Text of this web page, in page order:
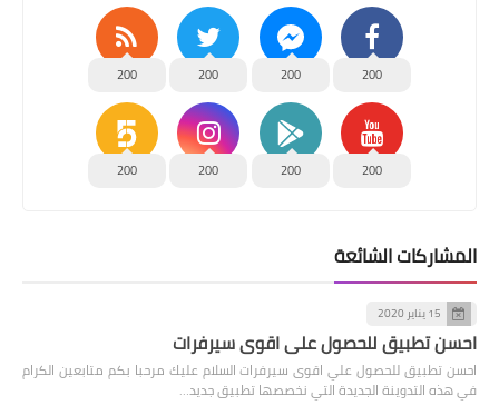
200
200
200
200
200
200
200
200
المشاركات الشائعة
15 يناير 2020
احسن تطبيق للحصول علي اقوى سيرفرات
احسن تطبيق للحصول علي اقوى سيرفرات السلام عليك مرحبا بكم متابعين الكرام
في هذه التدوينة الجديدة التي نخصصها تطبيق جديد…